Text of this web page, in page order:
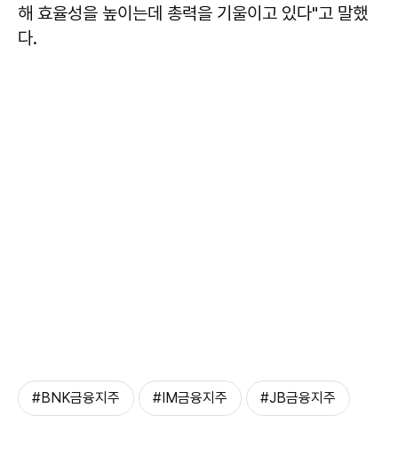
해 효율성을 높이는데 총력을 기울이고 있다"고 말했
다.
#BNK금융지주 #IM금융지주 #JB금융지주